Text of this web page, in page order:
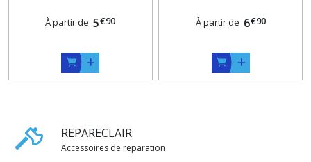
À partir de 5€90 À partir de 6€90
REPARECLAIR
Accessoires de reparation